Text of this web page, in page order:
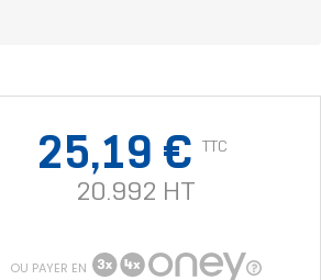
25,19 € TTC
20.992 HT
OU PAYER EN